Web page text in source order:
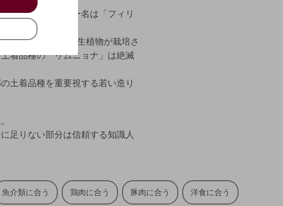
ため、ワイナリー名は「フィリ
のため多くの1年生植物が栽培さ
着品種の「リムニョナ」は絶滅
土着品種を重要視する若い造り
足りない部分は信頼する知識人
魚介類に合う 鶏肉に合う 豚肉に合う 洋食に合う